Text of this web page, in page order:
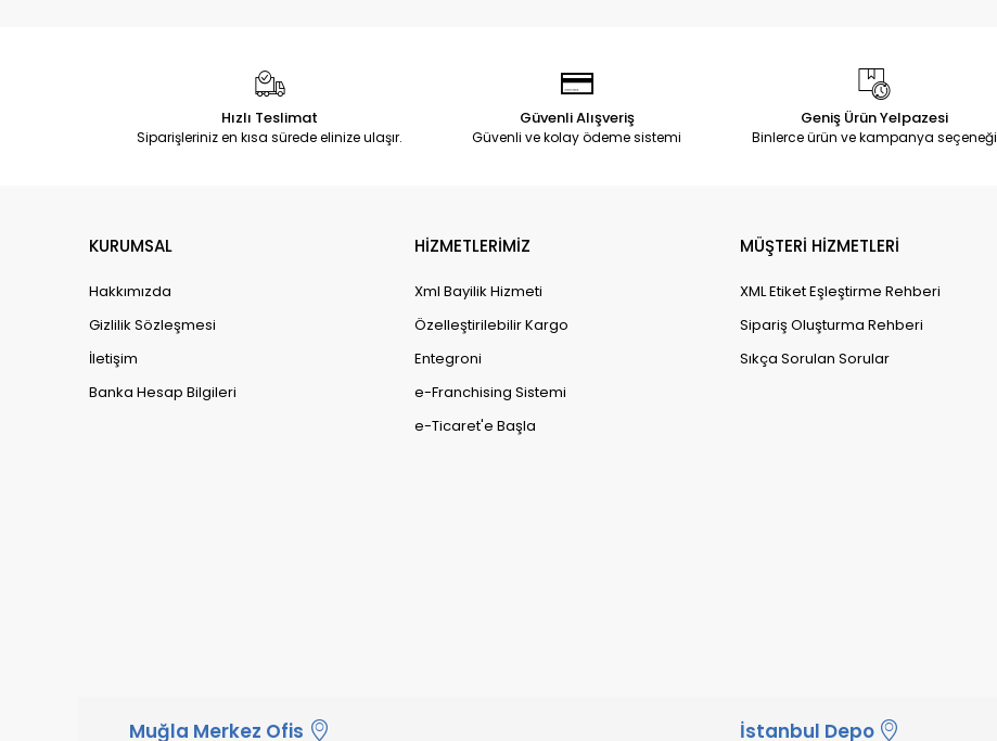
Hızlı Teslimat
Siparişleriniz en kısa sürede elinize ulaşır.
Güvenli Alışveriş
Güvenli ve kolay ödeme sistemi
Geniş Ürün Yelpazesi
Binlerce ürün ve kampanya seçeneği
KURUMSAL
Hakkımızda
Gizlilik Sözleşmesi
İletişim
Banka Hesap Bilgileri
HİZMETLERİMİZ
Xml Bayilik Hizmeti
Özelleştirilebilir Kargo
Entegroni
e-Franchising Sistemi
e-Ticaret'e Başla
MÜŞTERİ HİZMETLERİ
XML Etiket Eşleştirme Rehberi
Sipariş Oluşturma Rehberi
Sıkça Sorulan Sorular
Muğla Merkez Ofis İstanbul Depo